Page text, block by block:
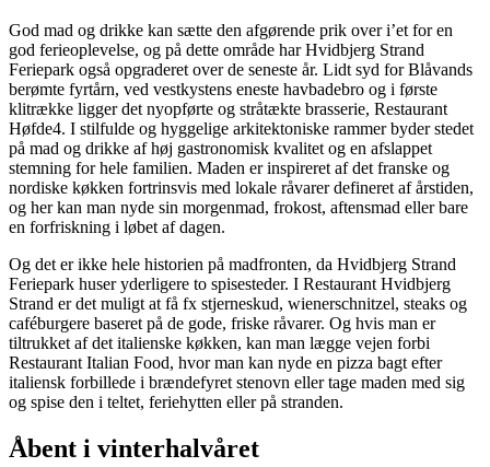
God mad og drikke kan sætte den afgørende prik over i’et for en
god ferieoplevelse, og på dette område har Hvidbjerg Strand
Feriepark også opgraderet over de seneste år. Lidt syd for Blåvands
berømte fyrtårn, ved vestkystens eneste havbadebro og i første
klitrække ligger det nyopførte og stråtækte brasserie, Restaurant
Høfde4. I stilfulde og hyggelige arkitektoniske rammer byder stedet
på mad og drikke af høj gastronomisk kvalitet og en afslappet
stemning for hele familien. Maden er inspireret af det franske og
nordiske køkken fortrinsvis med lokale råvarer defineret af årstiden,
og her kan man nyde sin morgenmad, frokost, aftensmad eller bare
en forfriskning i løbet af dagen.
Og det er ikke hele historien på madfronten, da Hvidbjerg Strand
Feriepark huser yderligere to spisesteder. I Restaurant Hvidbjerg
Strand er det muligt at få fx stjerneskud, wienerschnitzel, steaks og
caféburgere baseret på de gode, friske råvarer. Og hvis man er
tiltrukket af det italienske køkken, kan man lægge vejen forbi
Restaurant Italian Food, hvor man kan nyde en pizza bagt efter
italiensk forbillede i brændefyret stenovn eller tage maden med sig
og spise den i teltet, feriehytten eller på stranden.
Åbent i vinterhalvåret